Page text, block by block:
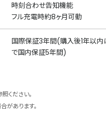
時刻合わせ告知機能
フル充電時約8ヶ月可動
国際保証3年間(購入後1年以内
で国内保証5年間)
ください。
があります。